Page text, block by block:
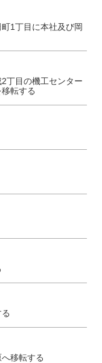
1丁目に本社及び岡
丁目の機工センター
転する
移転する